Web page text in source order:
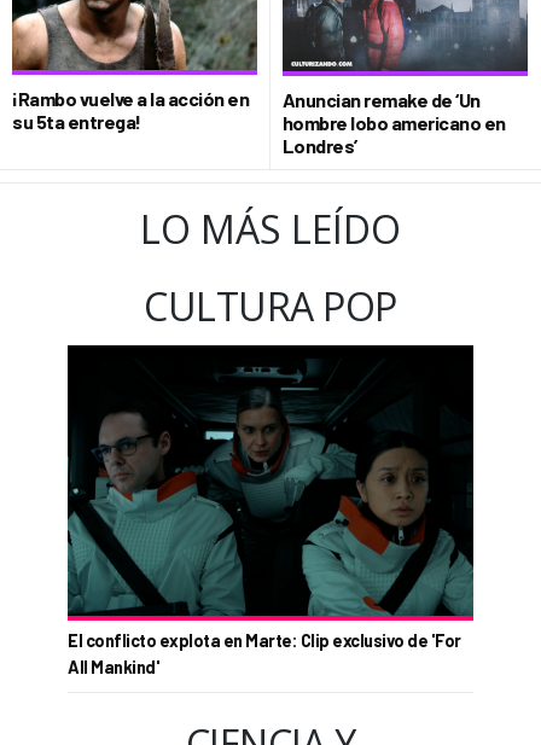
¡Rambo vuelve a la acción en
su 5ta entrega!
Anuncian remake de ‘Un
hombre lobo americano en
Londres’
LO MÁS LEÍDO
CULTURA POP
El conflicto explota en Marte: Clip exclusivo de 'For
All Mankind'